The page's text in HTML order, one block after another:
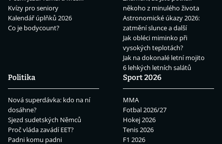
Kvízy pro seniory
Kalendář úplňků 2026
Co je bodycount?
někoho z minulého života
Astronomické úkazy 2026:
zatmění slunce a další
Jak obléci miminko při
vysokých teplotách?
Jak na dokonalé letní mojito
6 lehkých letních salátů
Politika
Nová superdávka: kdo na ní
dosáhne?
Sjezd sudetských Němců
Proč vláda zavádí EET?
Padni komu padni
Sport 2026
MMA
Fotbal 2026/27
Hokej 2026
Tenis 2026
F1 2026